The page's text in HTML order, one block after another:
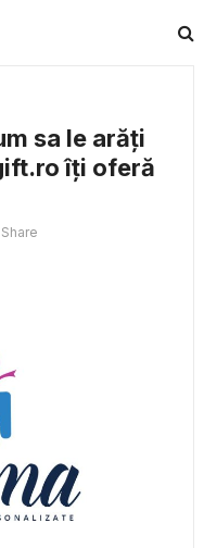
sa le arăți
îți oferă